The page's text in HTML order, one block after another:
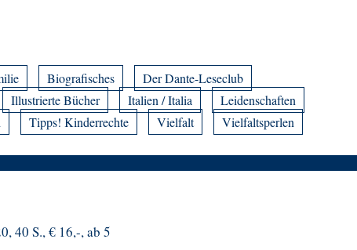
Biografisches
Der Dante-Leseclub
Illustrierte Bücher Italien / Italia
Leidenschaften
Tipps! Kinderrechte Vielfalt
Vielfaltsperlen
40 S., € 16,-, ab 5